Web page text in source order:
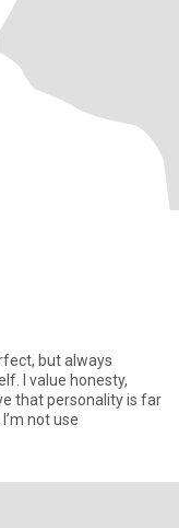
but always
I value honesty,
that personality is far
more important than physical appearance. I’m not use